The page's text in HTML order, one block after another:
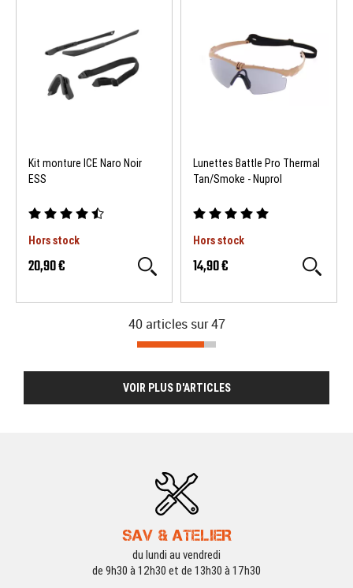
Kit monture ICE Naro Noir
ESS
Hors stock
20,90 €
Lunettes Battle Pro Thermal
Tan/Smoke - Nuprol
Hors stock
14,90 €
40 articles sur 47
VOIR PLUS D'ARTICLES
SAV & ATELIER
du lundi au vendredi
de 9h30 à 12h30 et de 13h30 à 17h30